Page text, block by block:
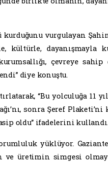
yerel yönetim onuru
çalışmaları anlatan kısa